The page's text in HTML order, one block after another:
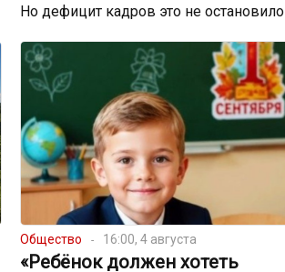
Но дефицит кадров это не остановило
Общество 16:00, 4 августа
«Ребёнок должен хотеть